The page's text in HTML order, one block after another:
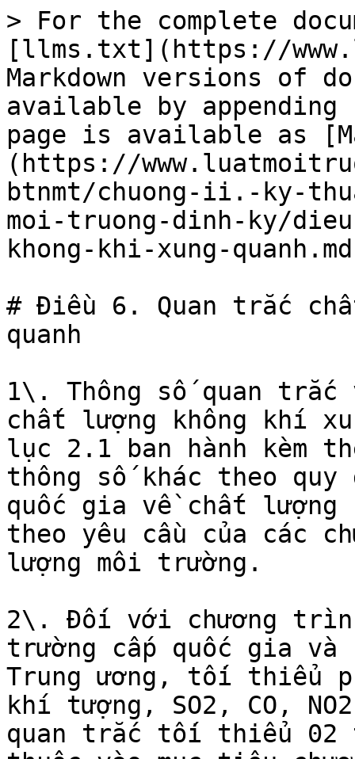
> For the complete
[llms.txt](https://
Markdown versions of
available by
page is available as
(https://
btnmt/chuong-ii.-ky-
moi-truong-dinh-ky/
khong-khi-xung-
# Điều 6. Quan trắc
quanh
1\. Thông số quan trắc
chất lượng không khí
lục 2.1 ban hành kèm
thông số khác theo
quốc gia về chất lượng
theo yêu cầu của các
lượng môi trường.
2\. Đối với chương
trường cấp quốc gia
Trung ương, tối thiểu
khí tượng, SO2, CO,
quan trắc tối thiểu 02